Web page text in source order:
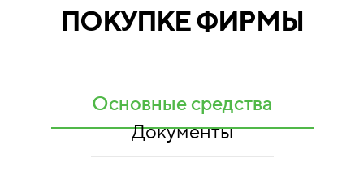
ПОКУПКЕ ФИРМЫ
Основные средства
Документы